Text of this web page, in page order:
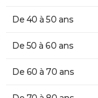
De 40 à 50 ans
De 50 à 60 ans
De 60 à 70 ans